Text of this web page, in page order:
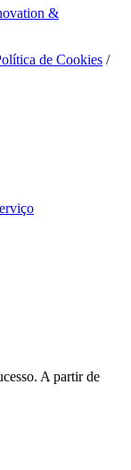
&
de Cookies /
A partir de